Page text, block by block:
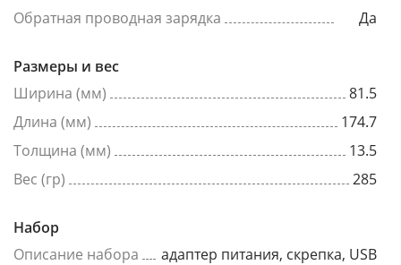
Обратная проводная зарядка
Да
Размеры и вес
Ширина (мм)
81.5
Длина (мм)
174.7
Толщина (мм)
13.5
Вес (гр)
285
Набор
Описание набора
адаптер питания, скрепка, USB